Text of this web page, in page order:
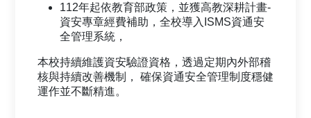
112年起依教育部政策，並獲高教深耕計畫-
資安專章經費補助，全校導入ISMS資通安
全管理系統，
本校持續維護資安驗證資格，透過定期內外部稽
核與持續改善機制， 確保資通安全管理制度穩健
運作並不斷精進。